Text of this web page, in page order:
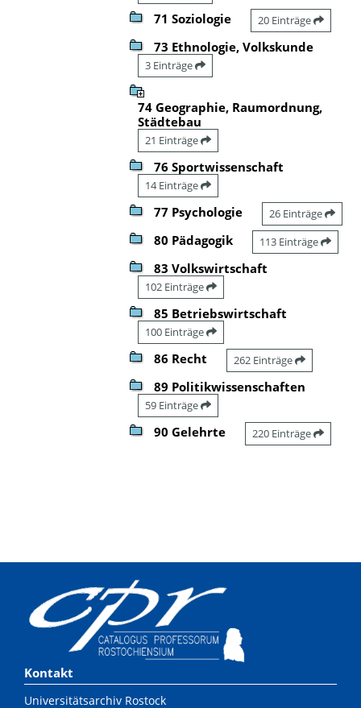
71 Soziologie 20 Einträge
73 Ethnologie, Volkskunde
3 Einträge
74 Geographie, Raumordnung,
Städtebau
21 Einträge
76 Sportwissenschaft
14 Einträge
77 Psychologie 26 Einträge
80 Pädagogik 113 Einträge
83 Volkswirtschaft
102 Einträge
85 Betriebswirtschaft
100 Einträge
86 Recht 262 Einträge
89 Politikwissenschaften
59 Einträge
90 Gelehrte 220 Einträge
Kontakt
Universitätsarchiv Rostock